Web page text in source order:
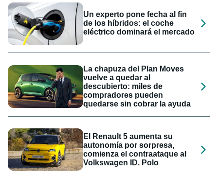
Un experto pone fecha al fin
de los híbridos: el coche
eléctrico dominará el mercado
La chapuza del Plan Moves
vuelve a quedar al
descubierto: miles de
compradores pueden
quedarse sin cobrar la ayuda
El Renault 5 aumenta su
autonomía por sorpresa,
comienza el contraataque al
Volkswagen ID. Polo